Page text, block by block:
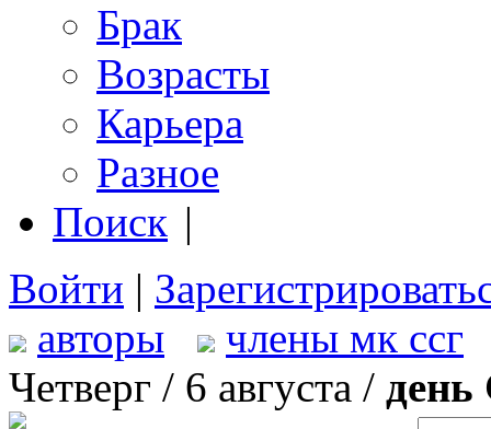
Брак
Возрасты
Карьера
Разное
Поиск |
Войти |
авторы
члены мк ссг
Четверг / 6 августа / день